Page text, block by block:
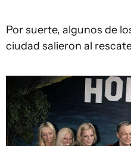
Por suerte, algunos de
ciudad salieron al